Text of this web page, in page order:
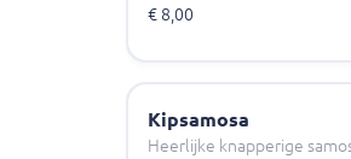
€ 8,00
Kipsamosa
Heerlijke knapperige